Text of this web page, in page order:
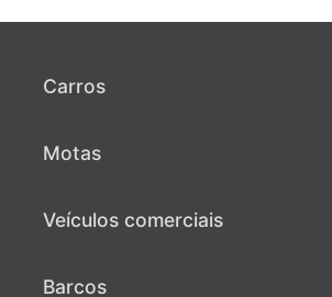
Carros
Motas
Veículos comerciais
Barcos